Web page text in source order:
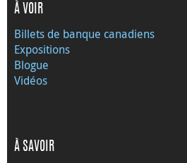
À VOIR
Billets de banque canadiens
Expositions
Blogue
Vidéos
À SAVOIR